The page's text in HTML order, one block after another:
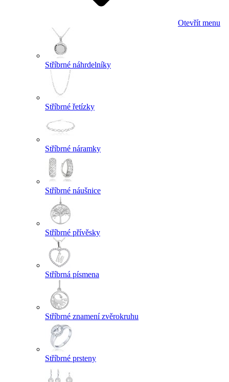
Otevřít menu
Stříbrné náhrdelníky
Stříbrné řetízky
Stříbrné náramky
Stříbrné náušnice
Stříbrné přívěsky
Stříbrná písmena
Stříbrné znamení zvěrokruhu
Stříbrné prsteny